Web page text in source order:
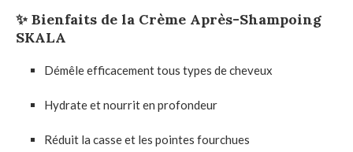
✨ Bienfaits de la Crème Après-Shampoing
SKALA
Démêle efficacement tous types de cheveux
Hydrate et nourrit en profondeur
Réduit la casse et les pointes fourchues